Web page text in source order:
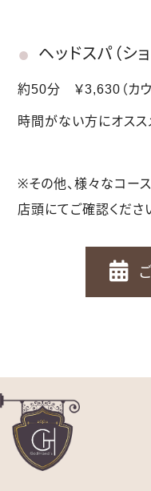
ヘッドスパ（シ
約50分 ￥3,630 （カ
時間がない方にオスス
※その他、様々なコー
店頭にてご確認くださ
